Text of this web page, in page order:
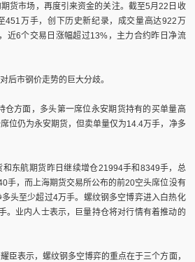
市场，再度引来资金的关注。截至5月22日收
451万手，创下历史新纪录，成交量高达922万
近6个交易日涨幅超过13%，主力合约昨日净流
市钢价走势的巨大分歧。
方面，多头第一席位永安期货持有的买单量高
位仍为永安期货，但卖单量仅为14.4万手，净多
东航期货昨日继续增仓21994手和8349手，总
手，而上海期货交易所公布的前20空头席位没有
头至少超过4万手。螺纹钢多空博弈进入白热化
。业内人士表示，巨量持仓将对行情有着推动的
表示，螺纹钢多空博弈的重点在于三个方面，